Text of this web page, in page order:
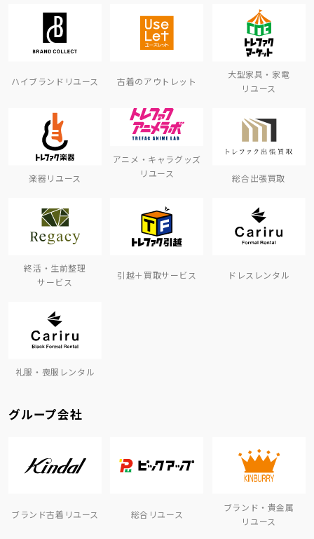
ハイブランドリユース 古着のアウトレット
大型家具・家電
リユース
楽器リユース
アニメ・キャラグッズ
リユース
総合出張買取
終活・生前整理
サービス
引越＋買取サービス ドレスレンタル
礼服・喪服レンタル
グループ会社
ブランド古着リユース 総合リユース
ブランド・貴金属
リユース